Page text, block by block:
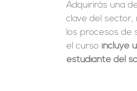
Adquirirás una
clave del sector,
los procesos de
el curso incluye
estudiante del